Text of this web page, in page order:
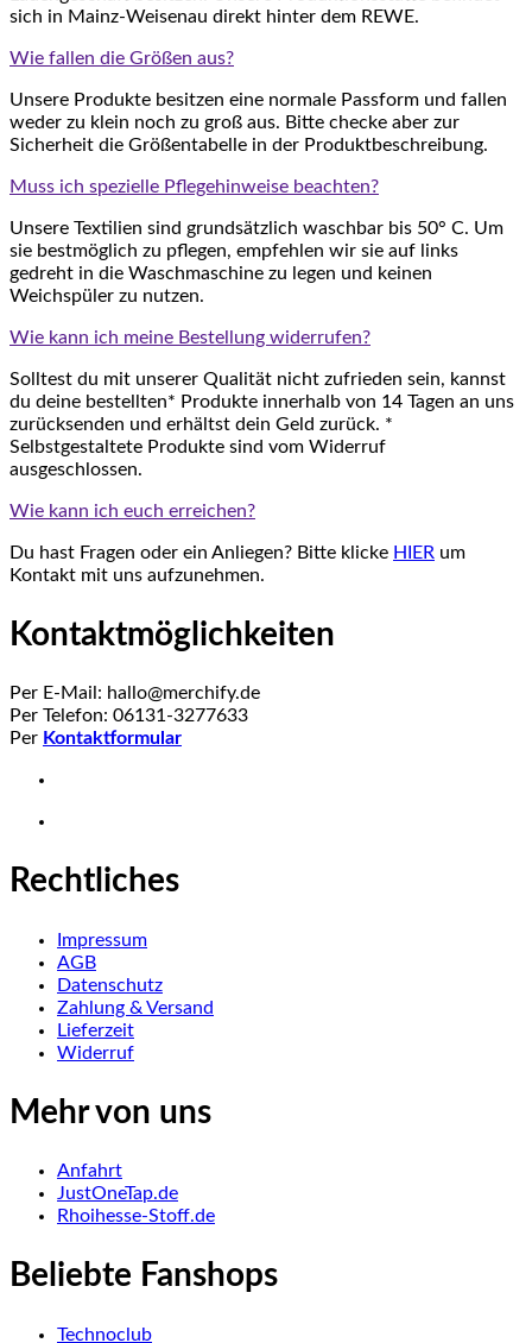
sich in Mainz-Weisenau direkt hinter dem REWE.
Wie fallen die Größen aus?
Unsere Produkte besitzen eine normale Passform und fallen
weder zu klein noch zu groß aus. Bitte checke aber zur
Sicherheit die Größentabelle in der Produktbeschreibung.
Muss ich spezielle Pflegehinweise beachten?
Unsere Textilien sind grundsätzlich waschbar bis 50° C. Um
sie bestmöglich zu pflegen, empfehlen wir sie auf links
gedreht in die Waschmaschine zu legen und keinen
Weichspüler zu nutzen.
Wie kann ich meine Bestellung widerrufen?
Solltest du mit unserer Qualität nicht zufrieden sein, kannst
du deine bestellten* Produkte innerhalb von 14 Tagen an uns
zurücksenden und erhältst dein Geld zurück. *
Selbstgestaltete Produkte sind vom Widerruf
ausgeschlossen.
Wie kann ich euch erreichen?
Du hast Fragen oder ein Anliegen? Bitte klicke HIER um
Kontakt mit uns aufzunehmen.
Kontaktmöglichkeiten
Per E-Mail: hallo@merchify.de
Per Telefon: 06131-3277633
Per Kontaktformular
Rechtliches
Impressum
AGB
Datenschutz
Zahlung & Versand
Lieferzeit
Widerruf
Mehr von uns
Anfahrt
JustOneTap.de
Rhoihesse-Stoff.de
Beliebte Fanshops
Technoclub